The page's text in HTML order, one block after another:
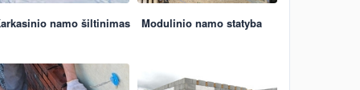
namo šiltinimas Modulinio namo statyba